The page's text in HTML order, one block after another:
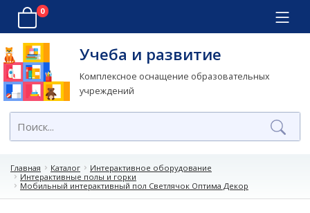
0
Учеба и развитие
Комплексное оснащение образовательных
учреждений
Главная Каталог
Интерактивное оборудование
Интерактивные полы и горки
Мобильный интерактивный пол Светлячок Оптима Декор